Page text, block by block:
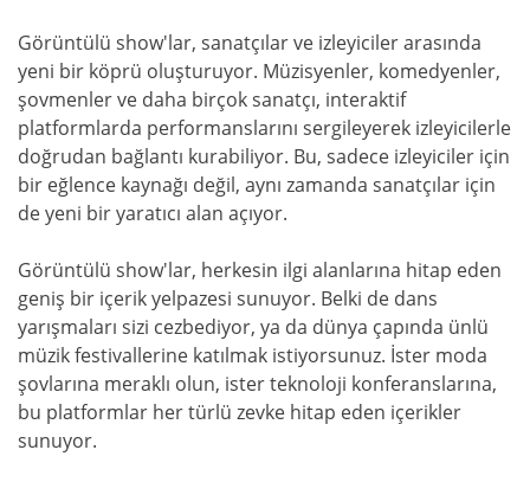
Görüntülü show'lar, sanatçılar ve izleyiciler arasında
yeni bir köprü oluşturuyor. Müzisyenler, komedyenler,
şovmenler ve daha birçok sanatçı, interaktif
platformlarda performanslarını sergileyerek izleyicilerle
doğrudan bağlantı kurabiliyor. Bu, sadece izleyiciler için
bir eğlence kaynağı değil, aynı zamanda sanatçılar için
de yeni bir yaratıcı alan açıyor.
Görüntülü show'lar, herkesin ilgi alanlarına hitap eden
geniş bir içerik yelpazesi sunuyor. Belki de dans
yarışmaları sizi cezbediyor, ya da dünya çapında ünlü
müzik festivallerine katılmak istiyorsunuz. İster moda
şovlarına meraklı olun, ister teknoloji konferanslarına,
bu platformlar her türlü zevke hitap eden içerikler
sunuyor.